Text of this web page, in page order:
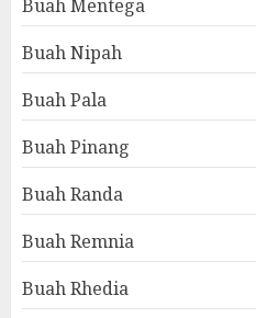
Buah Mentega
Buah Nipah
Buah Pala
Buah Pinang
Buah Randa
Buah Remnia
Buah Rhedia